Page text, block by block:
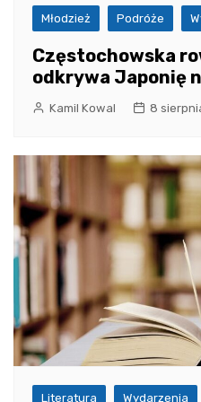
Młodzież Podróże
Częstochowska
odkrywa Japonię
Kamil Kowal 8
Literatura Wydarzenia